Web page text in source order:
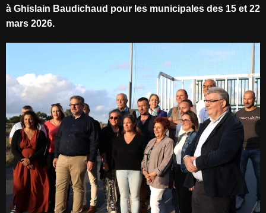
à Ghislain Baudichaud pour les municipales des 15 et 22
mars 2026.